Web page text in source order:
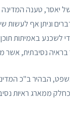
וניתן אף
לשכנע באמיתות
בראיה נסיבתית,
הבהיר ב"כ
ראיות